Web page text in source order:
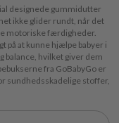
designede gummidutter
ikke glider rundt, når det
motoriske færdigheder.
på at kunne hjælpe babyer i
balance, hvilket giver dem
fra GoBabyGo er
sundhedsskadelige stoffer,